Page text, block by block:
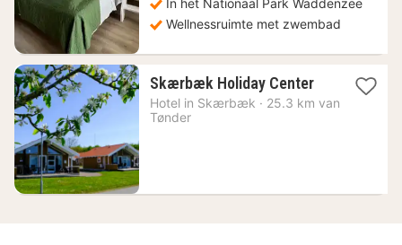
In het Nationaal Park Waddenzee
Wellnessruimte met zwembad
Skærbæk Holiday Center1
nacht
Hotel in Skærbæk · 25.3 km van
Tønder